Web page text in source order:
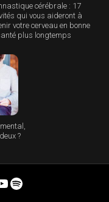
cérébrale : 17
qui vous aideront à
votre cerveau en bonne
plus longtemps
?
Spotify